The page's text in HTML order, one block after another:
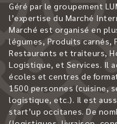
Géré par le groupement
l’expertise du Marché
Marché est organisé en
légumes, Produits carnés,
Restaurants et traiteurs,
Logistique, et Services. Il
écoles et centres de
1500 personnes (cuisine,
logistique, etc.). Il est
start’up occitanes. De